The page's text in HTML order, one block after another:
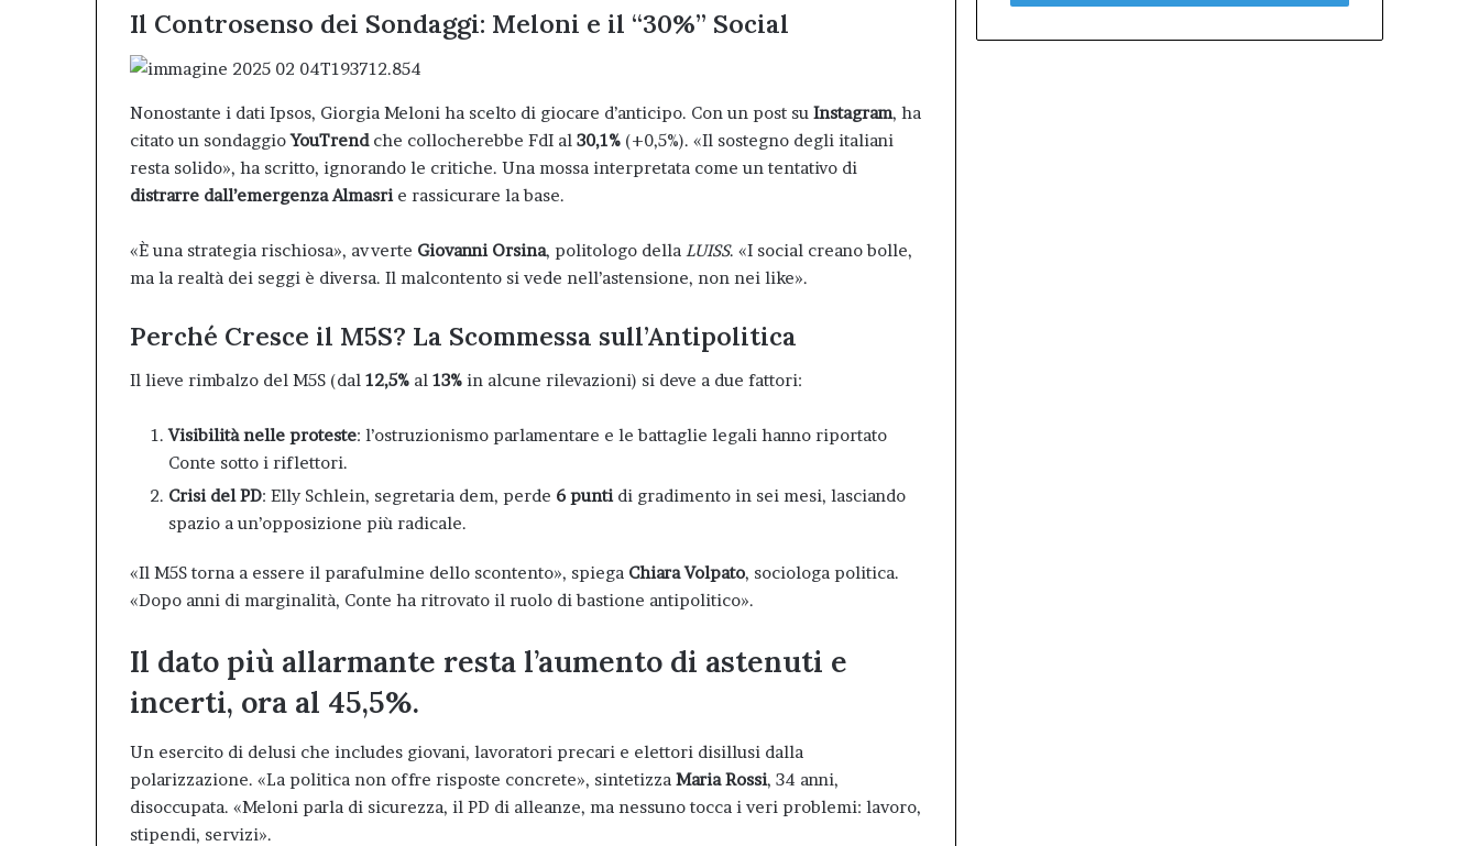
Il Controsenso dei Sondaggi: Meloni e il “30%” Social
Nonostante i dati Ipsos, Giorgia Meloni ha scelto di giocare d’anticipo. Con un post su Instagram, ha
citato un sondaggioYouTrendche collocherebbe FdI al 30,1% (+0,5%). «Il sostegno degli italiani
resta solido», ha scritto, ignorando le critiche. Una mossa interpretata come un tentativo di
distrarre dall’emergenza Almasri e rassicurare la base.
«È una strategia rischiosa», avverte Giovanni Orsina, politologo della LUISS. «I social creano bolle,
ma la realtà dei seggi è diversa. Il malcontento si vede nell’astensione, non nei like».
Perché Cresce il M5S? La Scommessa sull’Antipolitica
Il lieve rimbalzo del M5S (dal 12,5% al 13% in alcune rilevazioni) si deve a due fattori:
Visibilità nelle proteste: l’ostruzionismo parlamentare e le battaglie legali hanno riportato
Conte sotto i riflettori.
Crisi del PD: Elly Schlein, segretaria dem, perde 6 puntidi gradimento in sei mesi, lasciando
spazio a un’opposizione più radicale.
«Il M5S torna a essere il parafulmine dello scontento», spiega Chiara Volpato, sociologa politica.
«Dopo anni di marginalità, Conte ha ritrovato il ruolo di bastione antipolitico».
Il dato più allarmante resta l’aumento di astenuti e
incerti, ora al 45,5%.
Un esercito di delusi che includes giovani, lavoratori precari e elettori disillusi dalla
polarizzazione. «La politica non offre risposte concrete», sintetizza Maria Rossi, 34 anni,
disoccupata. «Meloni parla di sicurezza, il PD di alleanze, ma nessuno tocca i veri problemi: lavoro,
stipendi, servizi».
mail